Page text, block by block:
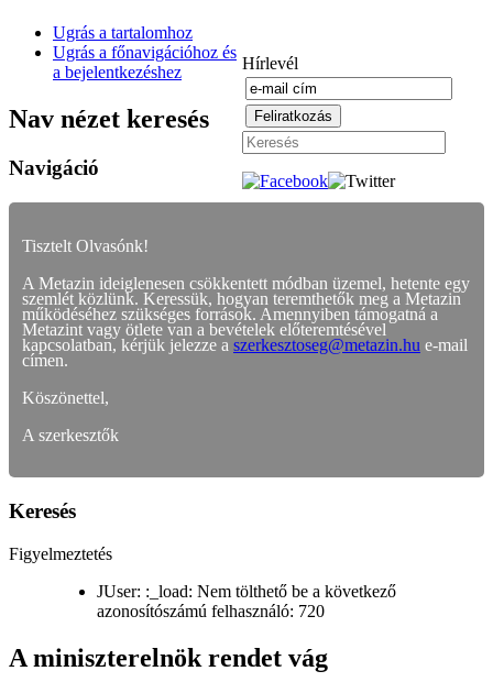
Hírlevél
Ugrás a tartalomhoz
Ugrás a főnavigációhoz és
a bejelentkezéshez
Nav nézet keresés
Navigáció
Tisztelt Olvasónk!
A Metazin ideiglenesen csökkentett módban üzemel, hetente egy
szemlét közlünk. Keressük, hogyan teremthetők meg a Metazin
működéséhez szükséges források. Amennyiben támogatná a
Metazint vagy ötlete van a bevételek előteremtésével
kapcsolatban, kérjük jelezze a szerkesztoseg@metazin.hu e-mail
címen.
Köszönettel,
A szerkesztők
Keresés
Figyelmeztetés
JUser: :_load: Nem tölthető be a következő
azonosítószámú felhasználó: 720
A miniszterelnök rendet vág